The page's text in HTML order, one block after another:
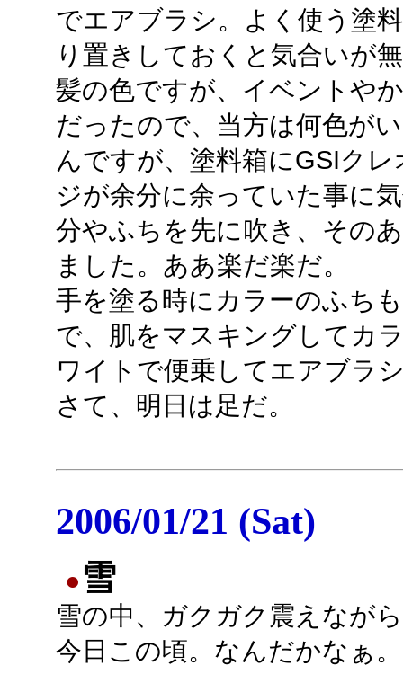
でエアブラシ。よく使う塗
り置きしておくと気合いが
髪の色ですが、イベントや
だったので、当方は何色が
んですが、塗料箱にGSIク
ジが余分に余っていた事に
分やふちを先に吹き、その
ました。ああ楽だ楽だ。
手を塗る時にカラーのふち
で、肌をマスキングしてカ
ワイトで便乗してエアブラ
さて、明日は足だ。
2006/01/21 (Sat)
● 雪
雪の中、ガクガク震えなが
今日この頃。なんだかなぁ。